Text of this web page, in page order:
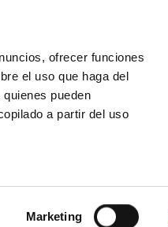
ofrecer funciones
el uso que haga del
pueden
a partir del uso
Marketing